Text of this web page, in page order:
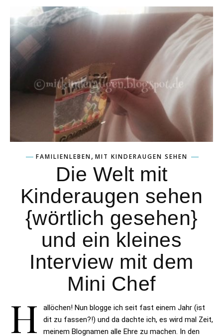
FAMILIENLEBEN, MIT KINDERAUGEN SEHEN
Die Welt mit
Kinderaugen sehen
{wörtlich gesehen}
und ein kleines
Interview mit dem
Mini Chef
H
allöchen! Nun blogge ich seit fast einem Jahr (ist
dit zu fassen?!) und da dachte ich, es wird mal Zeit,
meinem Blognamen alle Ehre zu machen. In den